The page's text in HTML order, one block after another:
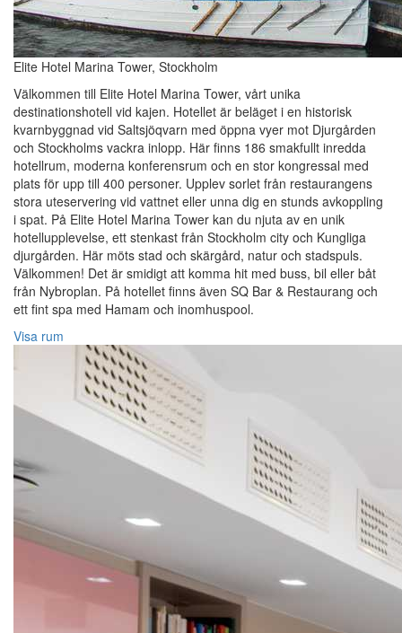
Elite Hotel Marina Tower, Stockholm
Välkommen till Elite Hotel Marina Tower, vårt unika
destinationshotell vid kajen. Hotellet är beläget i en historisk
kvarnbyggnad vid Saltsjöqvarn med öppna vyer mot Djurgården
och Stockholms vackra inlopp. Här finns 186 smakfullt inredda
hotellrum, moderna konferensrum och en stor kongressal med
plats för upp till 400 personer. Upplev sorlet från restaurangens
stora uteservering vid vattnet eller unna dig en stunds avkoppling
i spat. På Elite Hotel Marina Tower kan du njuta av en unik
hotellupplevelse, ett stenkast från Stockholm city och Kungliga
djurgården. Här möts stad och skärgård, natur och stadspuls.
Välkommen! Det är smidigt att komma hit med buss, bil eller båt
från Nybroplan. På hotellet finns även SQ Bar & Restaurang och
ett fint spa med Hamam och inomhuspool.
Visa rum